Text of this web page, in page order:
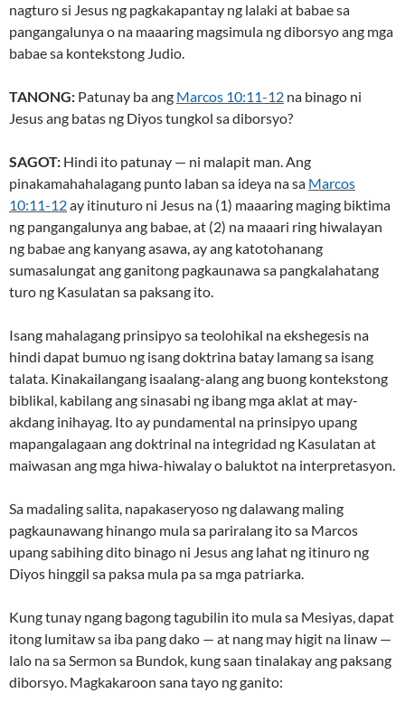
nagturo si Jesus ng pagkakapantay ng lalaki at babae sa
pangangalunya o na maaaring magsimula ng diborsyo ang mga
babae sa kontekstong Judio.
TANONG: Patunay ba ang Marcos 10:11-12 na binago ni
Jesus ang batas ng Diyos tungkol sa diborsyo?
SAGOT: Hindi ito patunay — ni malapit man. Ang
pinakamahahalagang punto laban sa ideya na sa Marcos
10:11-12ay itinuturo ni Jesus na (1) maaaring maging biktima
ng pangangalunya ang babae, at (2) na maaari ring hiwalayan
ng babae ang kanyang asawa, ay ang katotohanang
sumasalungat ang ganitong pagkaunawa sa pangkalahatang
turo ng Kasulatan sa paksang ito.
Isang mahalagang prinsipyo sa teolohikal na ekshegesis na
hindi dapat bumuo ng isang doktrina batay lamang sa isang
talata. Kinakailangang isaalang-alang ang buong kontekstong
biblikal, kabilang ang sinasabi ng ibang mga aklat at may-
akdang inihayag. Ito ay pundamental na prinsipyo upang
mapangalagaan ang doktrinal na integridad ng Kasulatan at
maiwasan ang mga hiwa-hiwalay o baluktot na interpretasyon.
Sa madaling salita, napakaseryoso ng dalawang maling
pagkaunawang hinango mula sa pariralang ito sa Marcos
upang sabihing dito binago ni Jesus ang lahat ng itinuro ng
Diyos hinggil sa paksa mula pa sa mga patriarka.
Kung tunay ngang bagong tagubilin ito mula sa Mesiyas, dapat
itong lumitaw sa iba pang dako — at nang may higit na linaw —
lalo na sa Sermon sa Bundok, kung saan tinalakay ang paksang
diborsyo. Magkakaroon sana tayo ng ganito: